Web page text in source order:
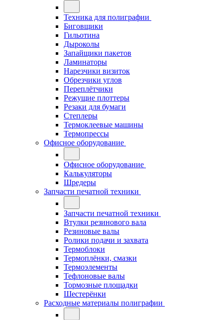
Техника для полиграфии
Биговщики
Гильотина
Дыроколы
Запайщики пакетов
Ламинаторы
Нарезчики визиток
Обрезчики углов
Переплётчики
Режущие плоттеры
Резаки для бумаги
Степлеры
Термоклеевые машины
Термопрессы
Офисное оборудование
Офисное оборудование
Калькуляторы
Шредеры
Запчасти печатной техники
Запчасти печатной техники
Втулки резинового вала
Резиновые валы
Ролики подачи и захвата
Термоблоки
Термоплёнки, смазки
Термоэлементы
Тефлоновые валы
Тормозные площадки
Шестерёнки
Расходные материалы полиграфии